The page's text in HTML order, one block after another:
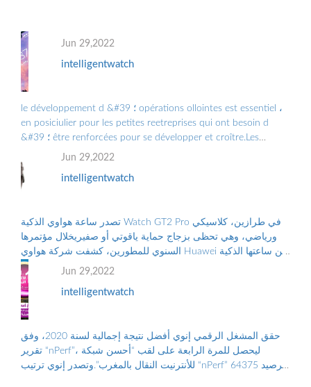
Jun 29,2022
intelligentwatch
le développement d &#39 ؛ opérations ollointes est essentiel ،
en posiciulier pour les petites reetreprises qui ont besoin d
&#39 ؛ être renforcées pour se développer et croître.Les
Grandes Entreprises doiv ...
Jun 29,2022
intelligentwatch
تصدر ساعة هواوي الذكية Watch GT2 Pro في طرازين، كلاسيكي
ورياضي، وهي تحظى بزجاج حماية ياقوتي أو صفيريخلال مؤتمرها
السنوي للمطورين، كشفت شركة هواوي Huawei عن ساعتها الذكية
Jun 29,2022
intelligentwatch
حقق المشغل الرقمي إنوي أفضل نتيجة إجمالية لسنة 2020، وفق
تقرير “nPerf”، ليحصل للمرة الرابعة على لقب “أحسن شبكة
للأنترنيت النقال بالمغرب”.وتصدر إنوي ترتيب “nPerf” برصيد 64375